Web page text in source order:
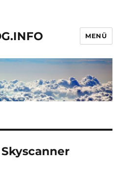
MENÜ
Skyscanner